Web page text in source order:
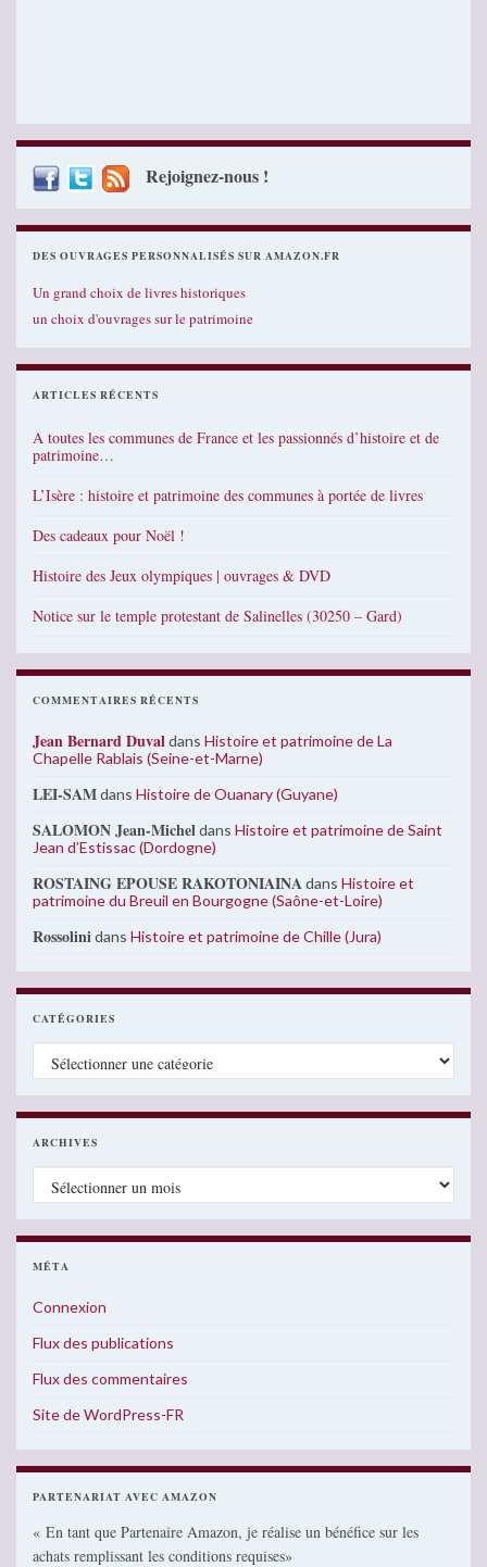
Rejoignez-nous !
DES OUVRAGES PERSONNALISÉS SUR AMAZON.FR
Un grand choix de livres historiques
un choix d'ouvrages sur le patrimoine
ARTICLES RÉCENTS
A toutes les communes de France et les passionnés d’histoire et de
patrimoine…
L’Isère : histoire et patrimoine des communes à portée de livres
Des cadeaux pour Noël !
Histoire des Jeux olympiques | ouvrages & DVD
Notice sur le temple protestant de Salinelles (30250 – Gard)
COMMENTAIRES RÉCENTS
Jean Bernard Duvaldans Histoire et patrimoine de La
Chapelle Rablais (Seine-et-Marne)
LEI-SAMdans Histoire de Ouanary (Guyane)
SALOMON Jean-Micheldans Histoire et patrimoine de Saint
Jean d’Estissac (Dordogne)
ROSTAING EPOUSE RAKOTONIAINAdans Histoire et
patrimoine du Breuil en Bourgogne (Saône-et-Loire)
Rossolinidans Histoire et patrimoine de Chille (Jura)
CATÉGORIES
Catégories
ARCHIVES
Archives
MÉTA
Connexion
Flux des publications
Flux des commentaires
Site de WordPress-FR
PARTENARIAT AVEC AMAZON
« En tant que Partenaire Amazon, je réalise un bénéfice sur les
achats remplissant les conditions requises»